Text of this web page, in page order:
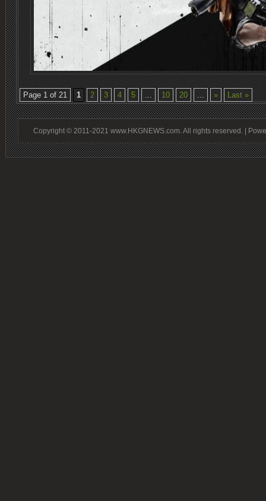
Page 1 of 21 1 2 3 4 5 ... 10 20 ... » Last »
Copyright © 2011-2021 www.HKGNEWS.com. All rights reserved. |